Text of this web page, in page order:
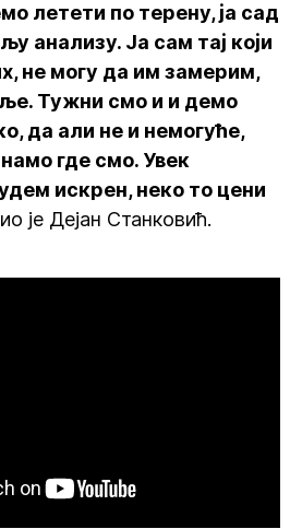
летети по терену, ја сад
анализу. Ја сам тај који
не могу да им замерим,
Тужни смо и и демо
да али не и немогуће,
где смо. Увек
искрен, неко то цени
је Дејан Станковић.